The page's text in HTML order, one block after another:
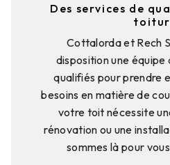
Des services de
Cottalorda et Rech
disposition une équipe
qualifiés pour prendre
besoins en matière de
votre toit nécessite
rénovation ou une
sommes là pour